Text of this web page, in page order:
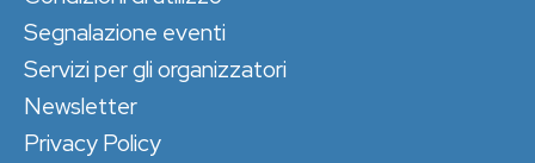
Segnalazione eventi
Servizi per gli organizzatori
Newsletter
Privacy Policy